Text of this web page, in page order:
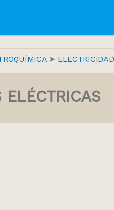
ELECTRICIDAD
ELÉCTRICAS